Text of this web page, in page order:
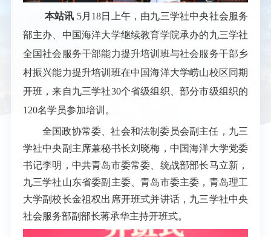
本站讯 5月18日上午，由九三学社中央社会服务
部主办、中国海洋大学继续教育学院承办的九三学社
全国社会服务干部能力提升培训班与社会服务干部乡
村振兴能力提升培训班在中国海洋大学崂山校区同期
开班，来自九三学社30个省级组织、部分市级组织的
120名学员参加培训。
全国政协常委、社会和法制委员会副主任，九三
学社中央副主席兼秘书长刘晓梅，中国海洋大学党委
书记李明，中共青岛市委常委、统战部部长马立新，
九三学社山东省委副主委、青岛市委主委，青岛理工
大学副校长金祖权出席开班式并讲话，九三学社中央
社会服务部副部长蒋承华主持开班式。